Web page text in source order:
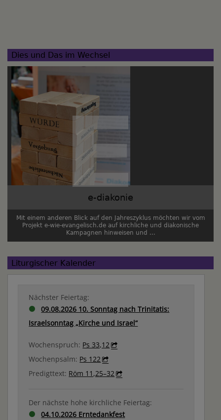
Dies und Das im Wechsel
e-diakonie
Mit einem anderen Blick auf den Jahreszyklus möchten wir vom
Projekt e-wie-evangelisch.de auf kirchliche und diakonische
Kampagnen hinweisen und ...
Liturgischer Kalender
Nächster Feiertag:
09.08.2026 10. Sonntag nach Trinitatis:
Israelsonntag „Kirche und Israel“
Wochenspruch: Ps 33,12
Wochenpsalm: Ps 122
Predigttext: Röm 11,25–32
Der nächste hohe kirchliche Feiertag:
04.10.2026 Erntedankfest